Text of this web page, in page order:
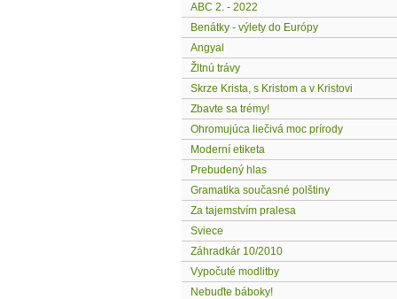
ABC 2. - 2022
Benátky - výlety do Európy
Angyal
Žltnú trávy
Skrze Krista, s Kristom a v Kristovi
Zbavte sa trémy!
Ohromujúca liečivá moc prírody
Moderní etiketa
Prebudený hlas
Gramatika současné polštiny
Za tajemstvím pralesa
Sviece
Záhradkár 10/2010
Vypočuté modlitby
Nebuďte báboky!